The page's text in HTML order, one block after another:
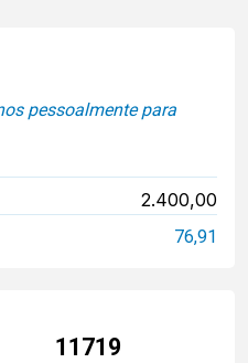
pessoalmente para
2.400,00
76,91
11719